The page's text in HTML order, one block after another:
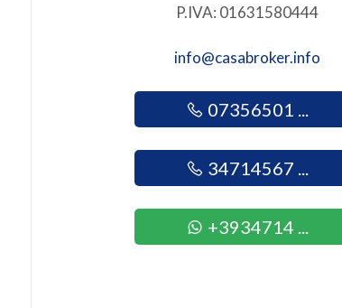
P.IVA: 01631580444
info@casabroker.info
07356501 ...
34714567 ...
+3934714 ...